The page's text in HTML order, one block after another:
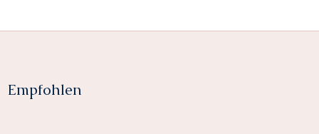
Empfohlen